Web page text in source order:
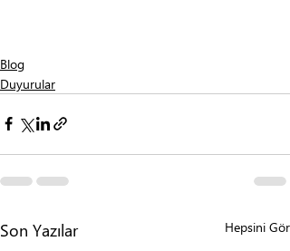
Blog
Duyurular
Son Yazılar Hepsini Gör